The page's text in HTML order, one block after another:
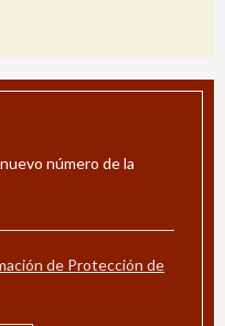
número de la
de Protección de